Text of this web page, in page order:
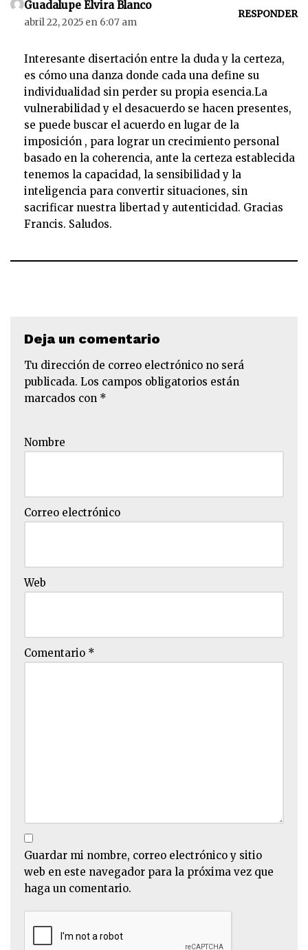
Guadalupe Elvira Blanco
abril 22, 2025 en 6:07 am
RESPONDER
Interesante disertación entre la duda y la certeza,
es cómo una danza donde cada una define su
individualidad sin perder su propia esencia.La
vulnerabilidad y el desacuerdo se hacen presentes,
se puede buscar el acuerdo en lugar de la
imposición , para lograr un crecimiento personal
basado en la coherencia, ante la certeza establecida
tenemos la capacidad, la sensibilidad y la
inteligencia para convertir situaciones, sin
sacrificar nuestra libertad y autenticidad. Gracias
Francis. Saludos.
Deja un comentario
Tu dirección de correo electrónico no será
publicada. Los campos obligatorios están
marcados con *
Nombre
Correo electrónico
Web
Comentario *
Guardar mi nombre, correo electrónico y sitio
web en este navegador para la próxima vez que
haga un comentario.